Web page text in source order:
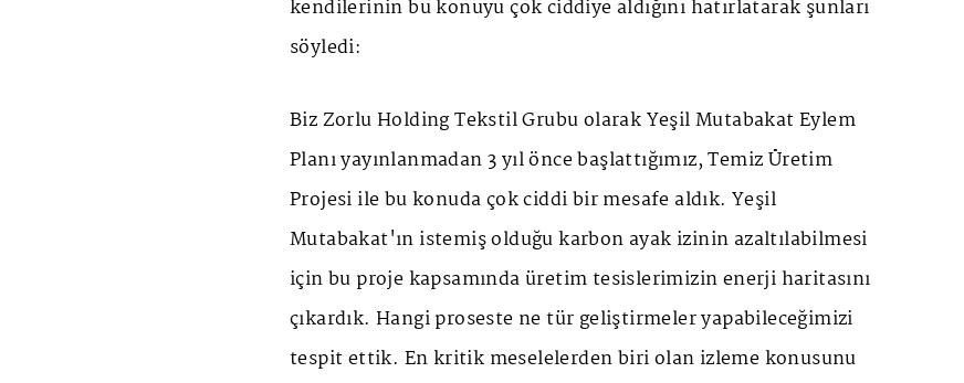
kendilerinin bu konuyu çok ciddiye aldığını hatırlatarak şunları
söyledi:
Biz Zorlu Holding Tekstil Grubu olarak Yeşil Mutabakat Eylem
Planı yayınlanmadan 3 yıl önce başlattığımız, Temiz Üretim
Projesi ile bu konuda çok ciddi bir mesafe aldık. Yeşil
Mutabakat'ın istemiş olduğu karbon ayak izinin azaltılabilmesi
için bu proje kapsamında üretim tesislerimizin enerji haritasını
çıkardık. Hangi proseste ne tür geliştirmeler yapabileceğimizi
tespit ettik. En kritik meselelerden biri olan izleme konusunu